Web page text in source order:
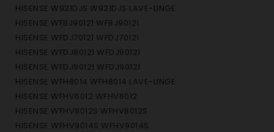
HISENSE W921DJS W921DJS LAVE-LINGE
HISENSE WFBJ90121 WFBJ90121
HISENSE WFDJ70121 WFDJ70121
HISENSE WFDJ80121 WFDJ80121
HISENSE WFDJ90121 WFDJ90121
HISENSE WFH8014 WFH8014 LAVE-LINGE
HISENSE WFHV6012 WFHV6012
HISENSE WFHV8012S WFHV8012S
HISENSE WFHV9014S WFHV9014S